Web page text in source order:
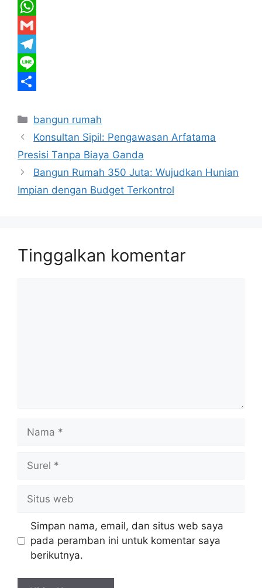
a
c
e
b
o
k
T
w
t
r
W
h
a
A
p
p
G
m
a
l
T
e
e
g
r
a
m
L
n
e
h
a
r
e
Kategori
bangun rumah
Konsultan Sipil: Pengawasan Arfatama
Presisi Tanpa Biaya Ganda
Bangun Rumah 350 Juta: Wujudkan Hunian
Impian dengan Budget Terkontrol
Tinggalkan komentar
Nama
Surel
Situs
web
Simpan nama, email, dan situs web saya
pada peramban ini untuk komentar saya
berikutnya.